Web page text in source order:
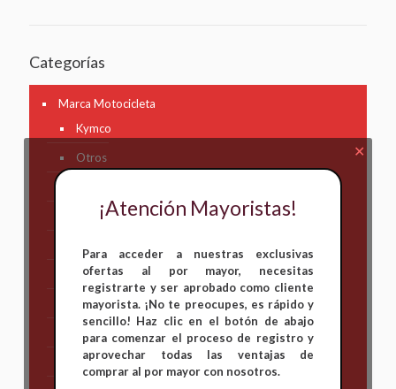
Categorías
Marca Motocicleta
Kymco
Otros
Honda
KAWASAKI
Suzuki
✕
¡Atención Mayoristas!
Para acceder a nuestras exclusivas
ofertas al por mayor, necesitas
registrarte y ser aprobado como cliente
mayorista. ¡No te preocupes, es rápido y
sencillo! Haz clic en el botón de abajo
para comenzar el proceso de registro y
aprovechar todas las ventajas de
comprar al por mayor con nosotros.